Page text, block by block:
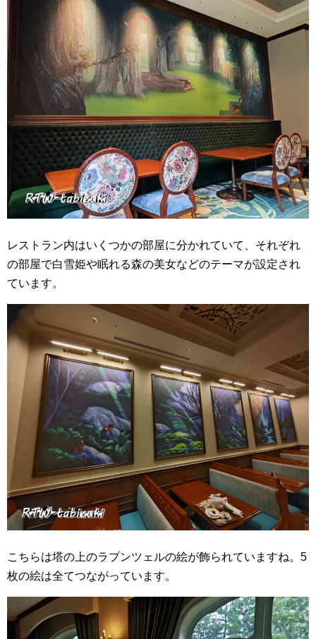
レストラン内はいくつかの部屋に分かれていて、それぞれ
の部屋で白雪姫や眠れる森の美女などのテーマが設定され
ています。
こちらは塔の上のラプンツェルの絵が飾られていますね。5
枚の絵は全てつながっています。